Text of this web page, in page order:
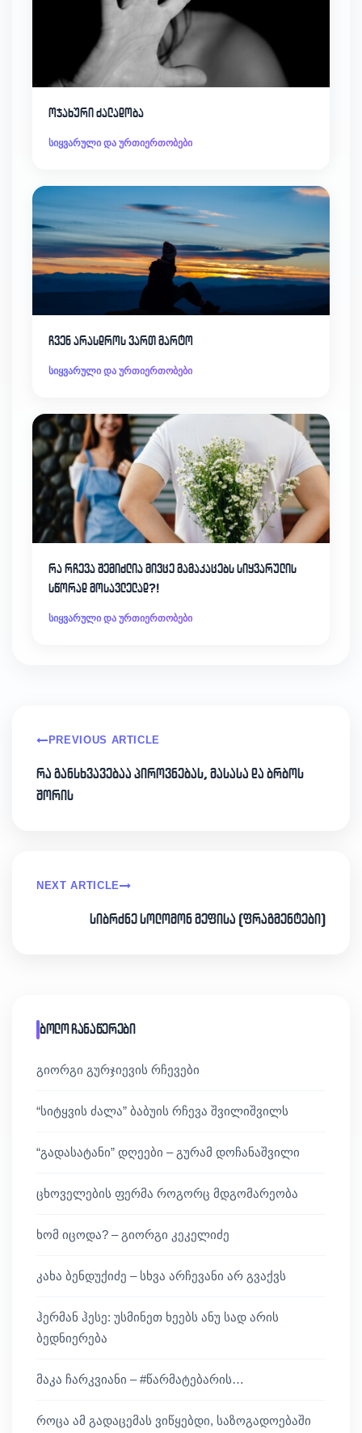
ოჯახური ძალადობა
სიყვარული და ურთიერთობები
ჩვენ არასდროს ვართ მარტო
სიყვარული და ურთიერთობები
რა რჩევა შემიძლია მივცე მამაკაცებს სიყვარულის
სწორად მოსავლელად?!
სიყვარული და ურთიერთობები
PREVIOUS ARTICLE
რა განსხვავებაა პიროვნებას, მასასა და ბრბოს
შორის
NEXT ARTICLE
სიბრძნე სოლომონ მეფისა (ფრაგმენტები)
ბოლო ჩანაწერები
გიორგი გურჯიევის რჩევები
“სიტყვის ძალა” ბაბუის რჩევა შვილიშვილს
“გადასატანი” დღეები – გურამ დოჩანაშვილი
ცხოველების ფერმა როგორც მდგომარეობა
ხომ იცოდა? – გიორგი კეკელიძე
კახა ბენდუქიძე – სხვა არჩევანი არ გვაქვს
ჰერმან ჰესე: უსმინეთ ხეებს ანუ სად არის
ბედნიერება
მაკა ჩარკვიანი – #წარმატებარის…
როცა ამ გადაცემას ვიწყებდი, საზოგადოებაში